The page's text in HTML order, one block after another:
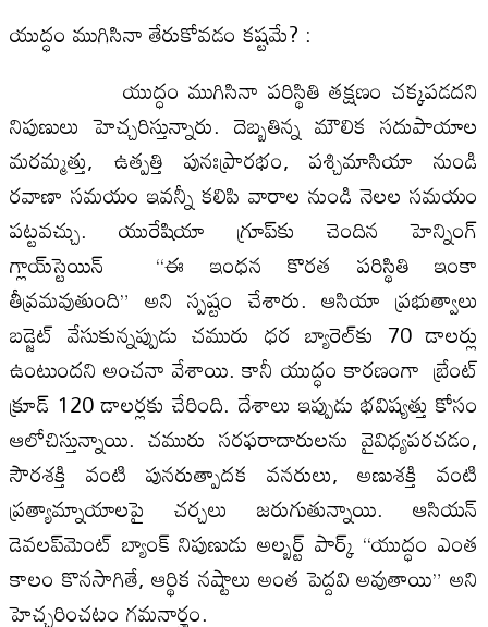
యుద్ధం ముగిసినా తేరుకోవడం కష్టమే? :
యుద్ధం ముగిసినా పరిస్థితి తక్షణం చ‌క్క‌ప‌డ‌ద‌ని
నిపుణులు హెచ్చరిస్తున్నారు. దెబ్బతిన్న మౌలిక సదుపాయాల
మరమ్మత్తు, ఉత్పత్తి పునఃప్రారభం, పశ్చిమాసియా నుండి
రవాణా సమయం ఇవన్నీ కలిపి వారాల నుండి నెలల సమయం
పట్టవచ్చు. యురేషియా గ్రూప్‌కు చెందిన హెన్నింగ్
గ్లాయ్‌స్టెయిన్ “ఈ ఇంధన కొరత పరిస్థితి ఇంకా
తీవ్రమవుతుంది” అని స్పష్టం చేశారు. ఆసియా ప్రభుత్వాలు
బడ్జెట్ వేసుకున్నప్పుడు చమురు ధర బ్యారెల్‌కు 70 డాలర్లు
ఉంటుందని అంచనా వేశాయి. కానీ యుద్ధం కారణంగా బ్రేంట్
క్రూడ్ 120 డాలర్లకు చేరింది. దేశాలు ఇప్పుడు భవిష్యత్తు కోసం
ఆలోచిస్తున్నాయి. చమురు సరఫరాదారులను వైవిధ్యపరచడం,
సౌరశక్తి వంటి పునరుత్పాదక వనరులు, అణుశక్తి వంటి
ప్రత్యామ్నాయాలపై చర్చలు జరుగుతున్నాయి. ఆసియన్
డెవలప్‌మెంట్ బ్యాంక్ నిపుణుడు అల్బర్ట్ పార్క్ “యుద్ధం ఎంత
కాలం కొనసాగితే, ఆర్థిక నష్టాలు అంత పెద్దవి అవుతాయి” అని
హెచ్చరించటం గ‌మ‌నార్హం.